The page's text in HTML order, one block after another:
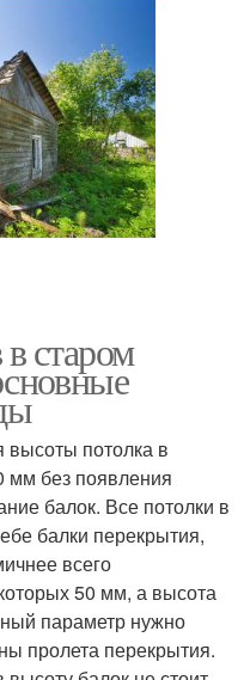
старом
потолка в
без появления
балок. Все потолки в
балки перекрытия,
всего
50 мм, а высота
параметр нужно
пролета перекрытия.